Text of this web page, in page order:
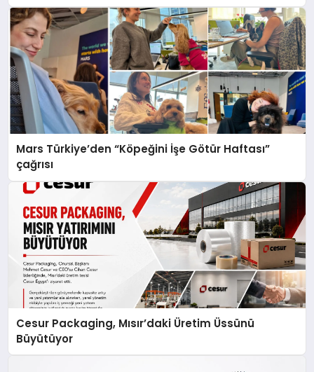
Mars Türkiye’den “Köpeğini İşe Götür Haftası”
çağrısı
Cesur Packaging, Mısır’daki Üretim Üssünü
Büyütüyor